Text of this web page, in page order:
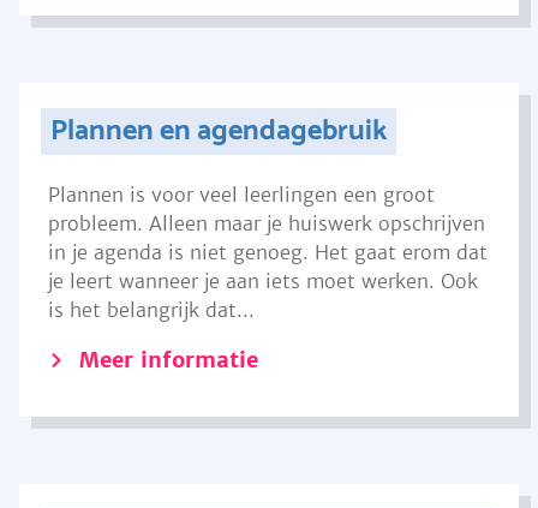
Plannen en agendagebruik
Plannen is voor veel leerlingen een groot
probleem. Alleen maar je huiswerk opschrijven
in je agenda is niet genoeg. Het gaat erom dat
je leert wanneer je aan iets moet werken. Ook
is het belangrijk dat...
Meer informatie